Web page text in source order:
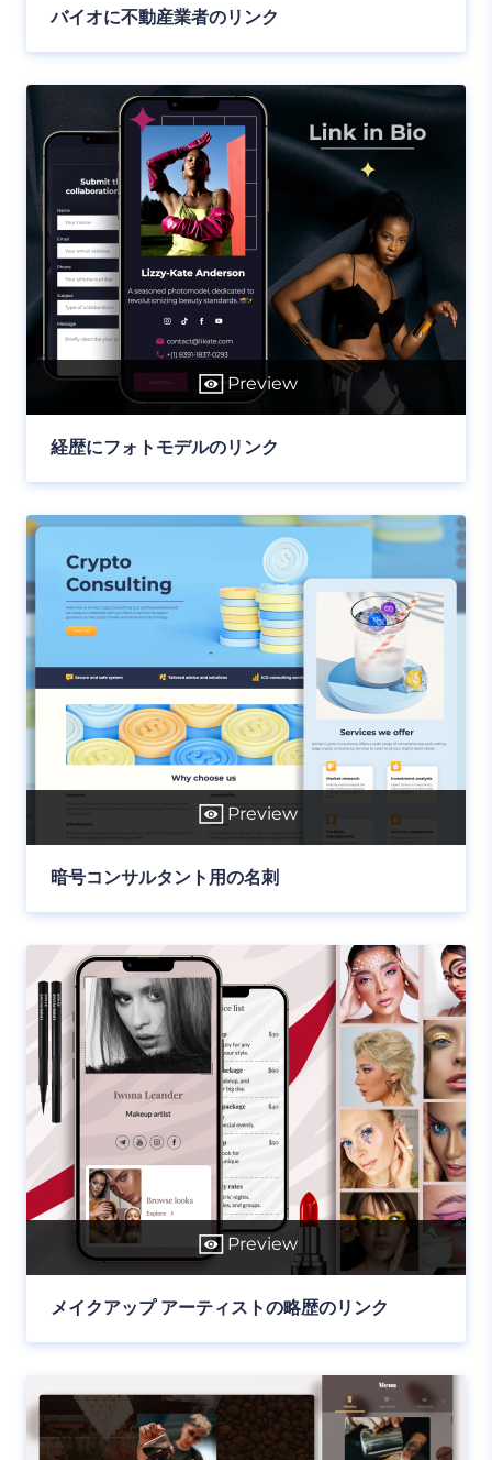
バイオに不動産業者のリンク
Preview
経歴にフォトモデルのリンク
Preview
暗号コンサルタント用の名刺
Preview
メイクアップ アーティストの略歴のリンク